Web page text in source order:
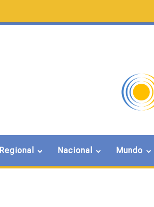
Regional Nacional Mundo